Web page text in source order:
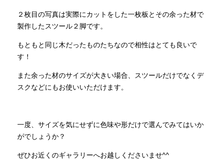
２枚目の写真は実際にカットをした一枚板とその余った材で
製作したスツール２脚です。
もともと同じ木だったものたちなので相性はとても良いで
す！
また余った材のサイズが大きい場合、スツールだけでなくデ
スクなどにもお使いいただけます。
一度、サイズを気にせずに色味や形だけで選んでみてはいか
がでしょうか？
ぜひお近くのギャラリーへお越しくださいませ^^